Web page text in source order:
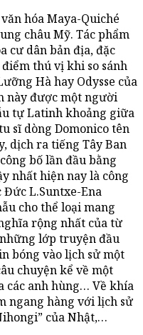
hóa Maya-Quiché
châu Mỹ. Tác phẩm
cư dân bản địa, đặc
thú vị khi so sánh
Hà hay Odysse của
này được một người
tự Latinh khoảng giữa
sĩ dòng Domonico tên
dịch ra tiếng Tây Ban
bố lần đầu bằng
nhất hiện nay là công
Đức L.Suntxe-Ena
cho thể loại mang
rộng nhất của từ
lớp truyện đầu
bóng vào lịch sử một
chuyện kể về một
các anh hùng… Về khía
ngang hàng với lịch sử
của Nhật,…